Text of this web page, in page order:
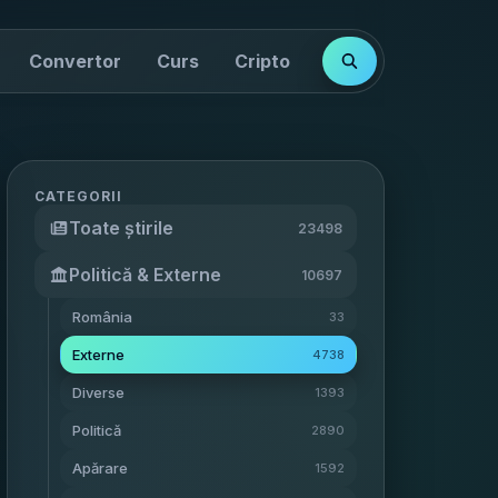
Convertor Curs Cripto Cotații
CATEGORII
Toate știrile 23498
Politică & Externe 10697
România 33
Externe 4738
Diverse 1393
Politică 2890
Apărare 1592